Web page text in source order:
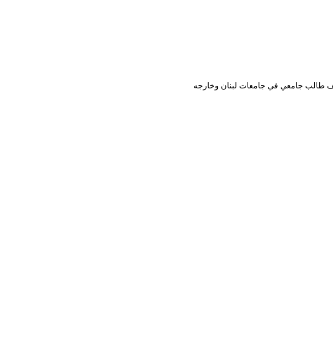
ألف طالب جامعي في جامعات لبنان وخارجه